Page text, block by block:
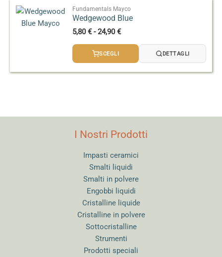
14,50 €
Fundamentals Mayco
Wedgewood Blue
5,80€ - 24,90€Fascia
prezzo:
SCEGLI DETTAGLI
I Nostri Prodotti
Impasti ceramici
Smalti liquidi
Smalti in polvere
Engobbi liquidi
Cristalline liquide
Cristalline in polvere
Sottocristalline
Strumenti
Prodotti speciali